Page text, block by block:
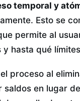
temporal y
Esto se
permite al
hasta qué
proceso al
en lugar